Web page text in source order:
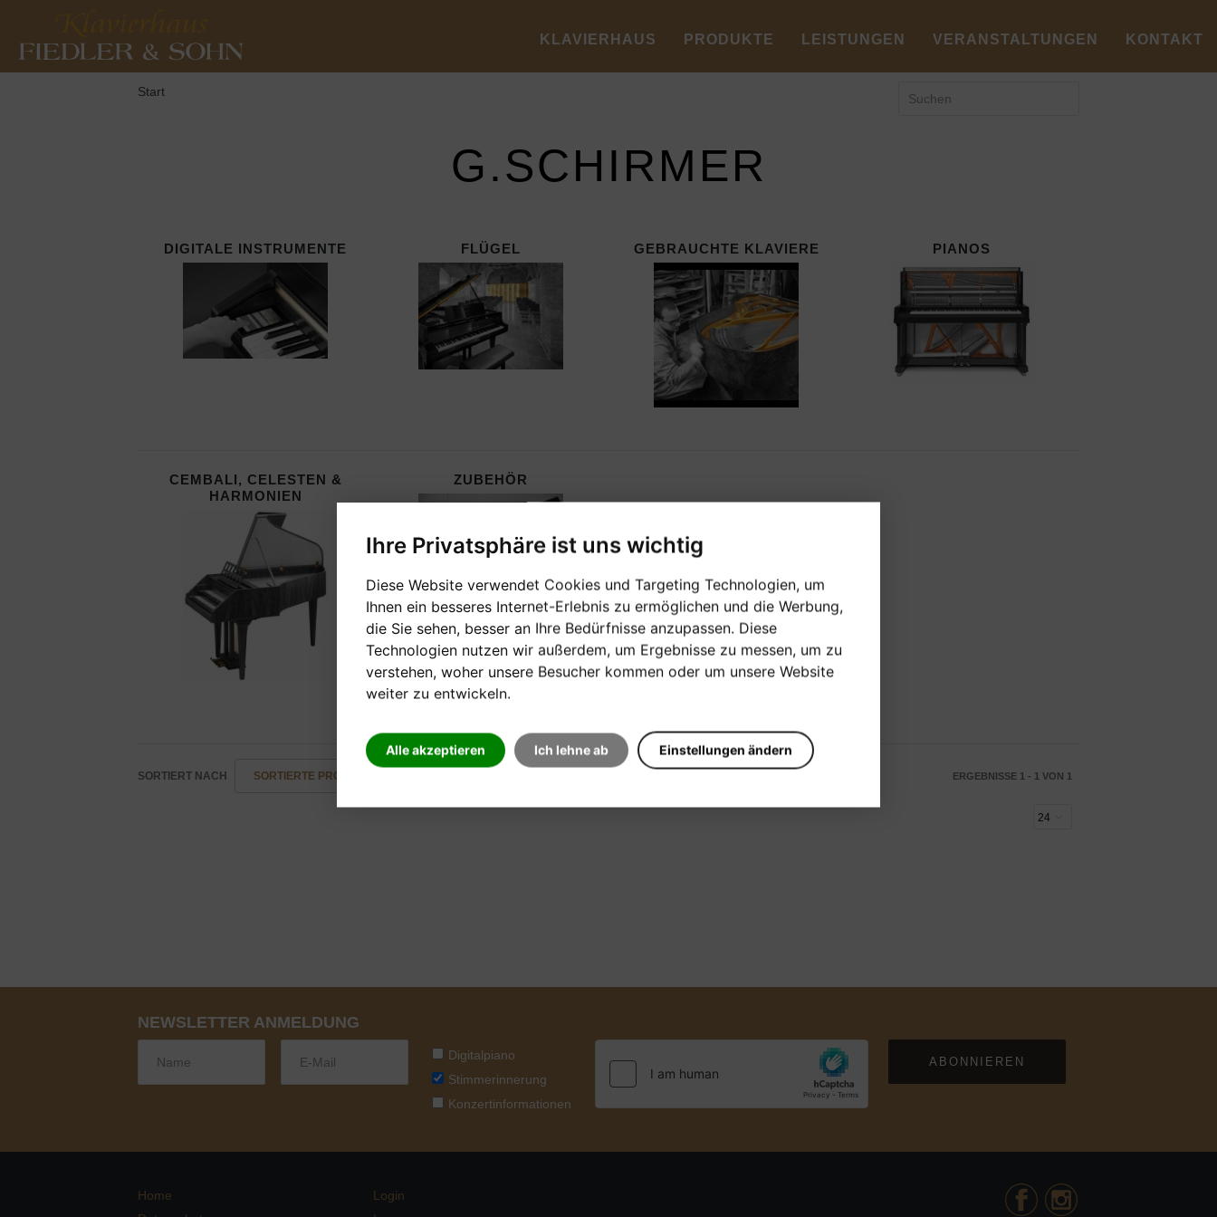
Ihre Privatsphäre ist uns wichtig
Diese Website verwendet Cookies und Targeting Technologien, um
Ihnen ein besseres Internet-Erlebnis zu ermöglichen und die Werbung,
die Sie sehen, besser an Ihre Bedürfnisse anzupassen. Diese
Technologien nutzen wir außerdem, um Ergebnisse zu messen, um zu
verstehen, woher unsere Besucher kommen oder um unsere Website
weiter zu entwickeln.
Alle akzeptieren Ich lehne ab Einstellungen ändern
KLAVIERHAUS PRODUKTE LEISTUNGEN VERANSTALTUNGEN KONTAKT
Start
G.SCHIRMER
DIGITALE INSTRUMENTE FLÜGEL GEBRAUCHTE KLAVIERE PIANOS
CEMBALI, CELESTEN &
HARMONIEN
ZUBEHÖR
SORTIERT NACH SORTIERTE PRODUKTBEZEICHNUNG -/+ ERGEBNISSE 1 - 1 VON 1
NEWSLETTER ANMELDUNG
Digitalpiano
Stimmerinnerung
Konzertinformationen
ABONNIEREN
Home
Login